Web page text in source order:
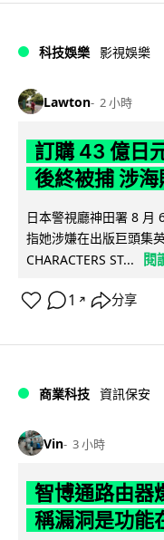
科技娛樂 影視娛樂
Lawton 2 小時
訂購 43 億日
後終被捕 涉
日本警視廳神田署 8 月
指她涉嫌在出版巨頭集
CHARACTERS ST...
閱
1 ↗ 分享
商業科技 資訊保安
Vin 3 小時
智博通路由器
稱漏洞是功能